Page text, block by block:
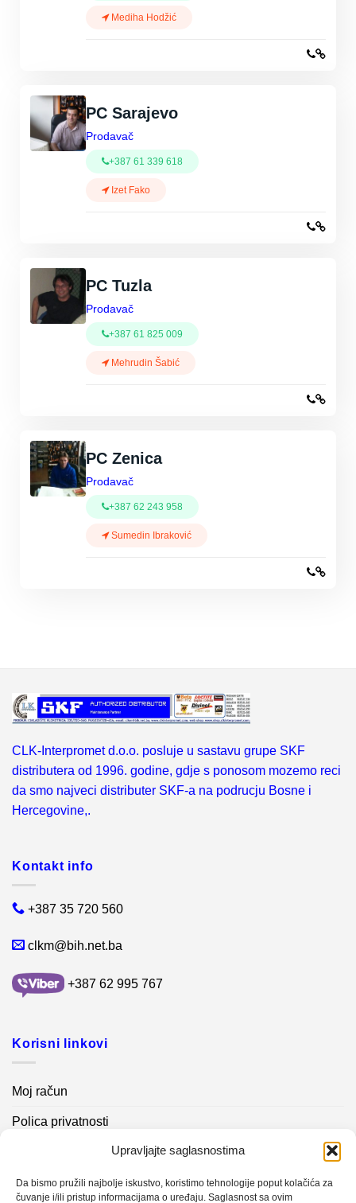
Upravljajte saglasnostima
Da bismo pružili najbolje iskustvo, koristimo tehnologije poput kolačića za
čuvanje i/ili pristup informacijama o uređaju. Saglasnost sa ovim
Mediha Hodžić
PC Sarajevo
Prodavač
+387 61 339 618
Izet Fako
PC Tuzla
Prodavač
+387 61 825 009
Mehrudin Šabić
PC Zenica
Prodavač
+387 62 243 958
Sumedin Ibraković
CLK-Interpromet d.o.o. posluje u sastavu grupe SKF
distributera od 1996. godine, gdje s ponosom mozemo reci
da smo najveci distributer SKF-a na podrucju Bosne i
Hercegovine,.
Kontakt info
+387 35 720 560
clkm@bih.net.ba
+387 62 995 767
Korisni linkovi
Moj račun
Polica privatnosti
Kontakt info